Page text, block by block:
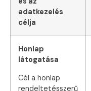
adatkezelés
célja
Honlap
látogatása
Cél a honlap
rendeltetésszerű